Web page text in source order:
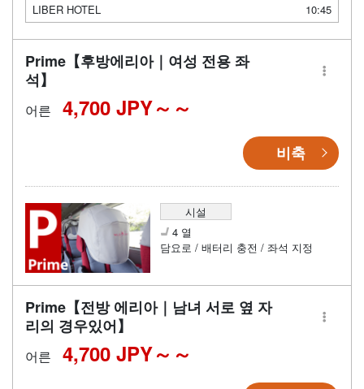
LIBER HOTEL
10:45
Prime【후방에리아｜여성 전용 좌
석】
어른 4,700 JPY～
비축
시설
4 열
담요로 / 배터리 충전 / 좌석 지정
Prime【전방 에리아｜남녀 서로 옆 자
리의 경우있어】
어른 4,700 JPY～